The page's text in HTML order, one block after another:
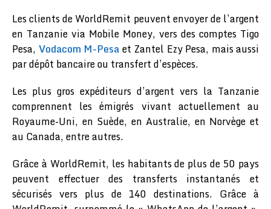
Les clients de WorldRemit peuvent envoyer de l’argent
en Tanzanie via Mobile Money, vers des comptes Tigo
Pesa, Vodacom M-Pesaet Zantel Ezy Pesa, mais aussi
par dépôt bancaire ou transfert d’espèces.
Les plus gros expéditeurs d’argent vers la Tanzanie
comprennent les émigrés vivant actuellement au
Royaume-Uni, en Suède, en Australie, en Norvège et
au Canada, entre autres.
Grâce à WorldRemit, les habitants de plus de 50 pays
peuvent effectuer des transferts instantanés et
sécurisés vers plus de 140 destinations. Grâce à